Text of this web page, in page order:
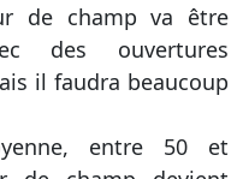
de champ va être
des ouvertures
il faudra beaucoup
entre 50 et